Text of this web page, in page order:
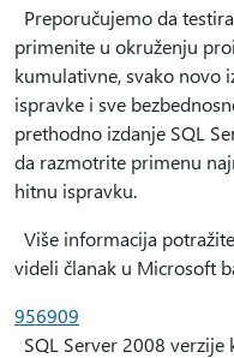
Preporučujemo da
primenite u okruženju
kumulativne, svako novo
ispravke i sve
prethodno izdanje SQL
da razmotrite primenu
hitnu ispravku.
Više informacija
videli članak u Microsoft
956909
SQL Server 2008